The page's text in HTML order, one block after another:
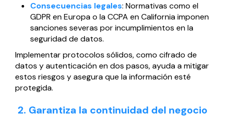
Consecuencias legales: Normativas como el
GDPR en Europa o la CCPA en California imponen
sanciones severas por incumplimientos en la
seguridad de datos.
Implementar protocolos sólidos, como cifrado de
datos y autenticación en dos pasos, ayuda a mitigar
estos riesgos y asegura que la información esté
protegida.
2. Garantiza la continuidad del negocio